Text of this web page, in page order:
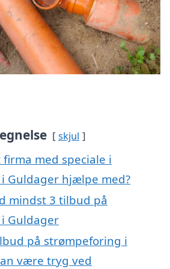
skjul
med speciale i
Guldager hjælpe med?
mindst 3 tilbud på
Guldager
på strømpeforing i
være tryg ved